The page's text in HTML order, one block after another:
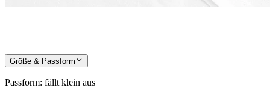
Größe & Passform
Passform: fällt klein aus